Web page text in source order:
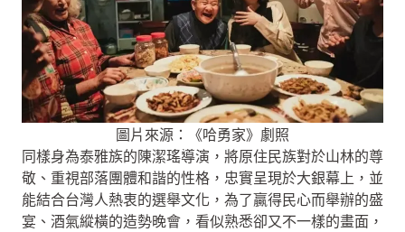
圖片來源：《哈勇家》劇照
同樣身為泰雅族的陳潔瑤導演，將原住民族對於山林的尊
敬、重視部落團體和諧的性格，忠實呈現於大銀幕上，並
能結合台灣人熱衷的選舉文化，為了贏得民心而舉辦的盛
宴、酒氣縱橫的造勢晚會，看似熟悉卻又不一樣的畫面，